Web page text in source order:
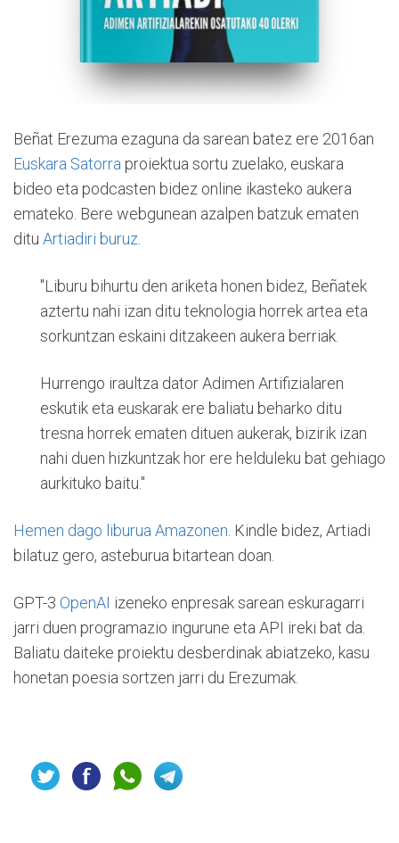
Beñat Erezuma ezaguna da sarean batez ere 2016an
Euskara Satorra proiektua sortu zuelako, euskara
bideo eta podcasten bidez online ikasteko aukera
emateko. Bere webgunean azalpen batzuk ematen
ditu Artiadiri buruz
"Liburu bihurtu den ariketa honen bidez, Beñatek
aztertu nahi izan ditu teknologia horrek artea eta
sorkuntzan eskaini ditzakeen aukera berriak.
Hurrengo iraultza dator Adimen Artifizialaren
eskutik eta euskarak ere baliatu beharko ditu
tresna horrek ematen dituen aukerak, bizirik izan
nahi duen hizkuntzak hor ere helduleku bat gehiago
aurkituko baitu."
Hemen dago liburua Amazonen . Kindle bidez, Artiadi
bilatuz gero, asteburua bitartean doan.
GPT-3 OpenAI izeneko enpresak sarean eskuragarri
jarri duen programazio ingurune eta API ireki bat da.
Baliatu daiteke proiektu desberdinak abiatzeko, kasu
honetan poesia sortzen jarri du Erezumak.